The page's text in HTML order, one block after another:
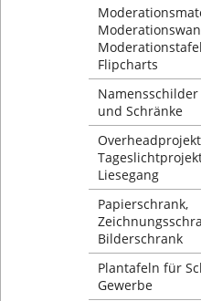
Flipcharts
und Schränke
Liesegang
Papierschrank,
Bilderschrank
Plantafeln für
Gewerbe